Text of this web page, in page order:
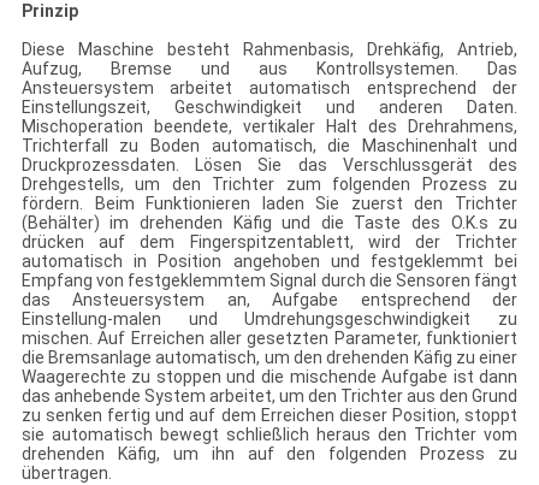
Prinzip
Diese Maschine besteht Rahmenbasis, Drehkäfig, Antrieb,
Aufzug, Bremse und aus Kontrollsystemen. Das
Ansteuersystem arbeitet automatisch entsprechend der
Einstellungszeit, Geschwindigkeit und anderen Daten.
Mischoperation beendete, vertikaler Halt des Drehrahmens,
Trichterfall zu Boden automatisch, die Maschinenhalt und
Druckprozessdaten. Lösen Sie das Verschlussgerät des
Drehgestells, um den Trichter zum folgenden Prozess zu
fördern. Beim Funktionieren laden Sie zuerst den Trichter
(Behälter) im drehenden Käfig und die Taste des O.K.s zu
drücken auf dem Fingerspitzentablett, wird der Trichter
automatisch in Position angehoben und festgeklemmt bei
Empfang von festgeklemmtem Signal durch die Sensoren fängt
das Ansteuersystem an, Aufgabe entsprechend der
Einstellung-malen und Umdrehungsgeschwindigkeit zu
mischen. Auf Erreichen aller gesetzten Parameter, funktioniert
die Bremsanlage automatisch, um den drehenden Käfig zu einer
Waagerechte zu stoppen und die mischende Aufgabe ist dann
das anhebende System arbeitet, um den Trichter aus den Grund
zu senken fertig und auf dem Erreichen dieser Position, stoppt
sie automatisch bewegt schließlich heraus den Trichter vom
drehenden Käfig, um ihn auf den folgenden Prozess zu
übertragen.